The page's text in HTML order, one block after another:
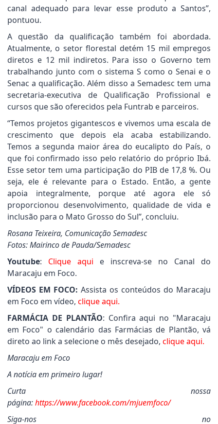
canal adequado para levar esse produto a Santos”,
pontuou.
A questão da qualificação também foi abordada.
Atualmente, o setor florestal detém 15 mil empregos
diretos e 12 mil indiretos. Para isso o Governo tem
trabalhando junto com o sistema S como o Senai e o
Senac a qualificação. Além disso a Semadesc tem uma
secretaria-executiva de Qualificação Profissional e
cursos que são oferecidos pela Funtrab e parceiros.
“Temos projetos gigantescos e vivemos uma escala de
crescimento que depois ela acaba estabilizando.
Temos a segunda maior área do eucalipto do País, o
que foi confirmado isso pelo relatório do próprio Ibá.
Esse setor tem uma participação do PIB de 17,8 %. Ou
seja, ele é relevante para o Estado. Então, a gente
apoia integralmente, porque até agora ele só
proporcionou desenvolvimento, qualidade de vida e
inclusão para o Mato Grosso do Sul”, concluiu.
Rosana Teixeira, Comunicação Semadesc
Fotos: Mairinco de Pauda/Semadesc
Youtube: Clique aqui e inscreva-se no Canal do
Maracaju em Foco.
VÍDEOS EM FOCO: Assista os conteúdos do Maracaju
em Foco em vídeo, clique aqui.
FARMÁCIA DE PLANTÃO: Confira aqui no "Maracaju
em Foco" o calendário das Farmácias de Plantão, vá
direto ao link a selecione o mês desejado, clique aqui.
Maracaju em Foco
A notícia em primeiro lugar!
Curta nossa
página:https://www.facebook.com/mjuemfoco/
Siga-nos no